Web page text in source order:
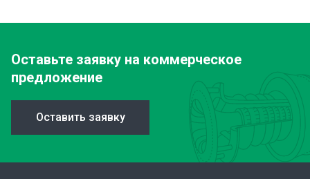
Оставьте заявку на коммерческое
предложение
Оставить заявку